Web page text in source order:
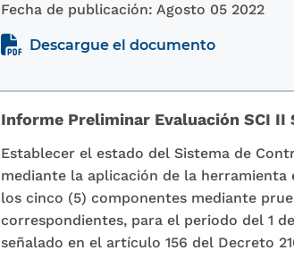
Fecha de publicación: Agosto 05 2022
Descargue el documento
Informe Preliminar Evaluación SCI II
Establecer el estado del Sistema de
mediante la aplicación de la
los cinco (5) componentes mediante
correspondientes, para el periodo del 1
señalado en el artículo 156 del Decreto